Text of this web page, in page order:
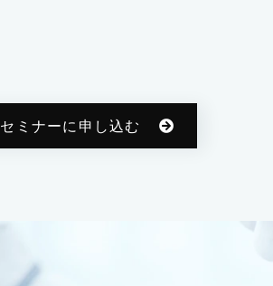
セミナーに申し込む